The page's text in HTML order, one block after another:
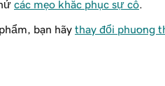
các mẹo khắc phục sự cố.
bạn hãy thay đổi phương